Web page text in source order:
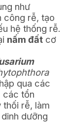
như
công rễ, tạo
hệ thống rễ.
nấm đất cơ
qua các
các tổn
thối rễ, làm
dưỡng